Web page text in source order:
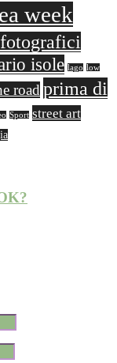
week
isole lago low
road prima di
Sport street art